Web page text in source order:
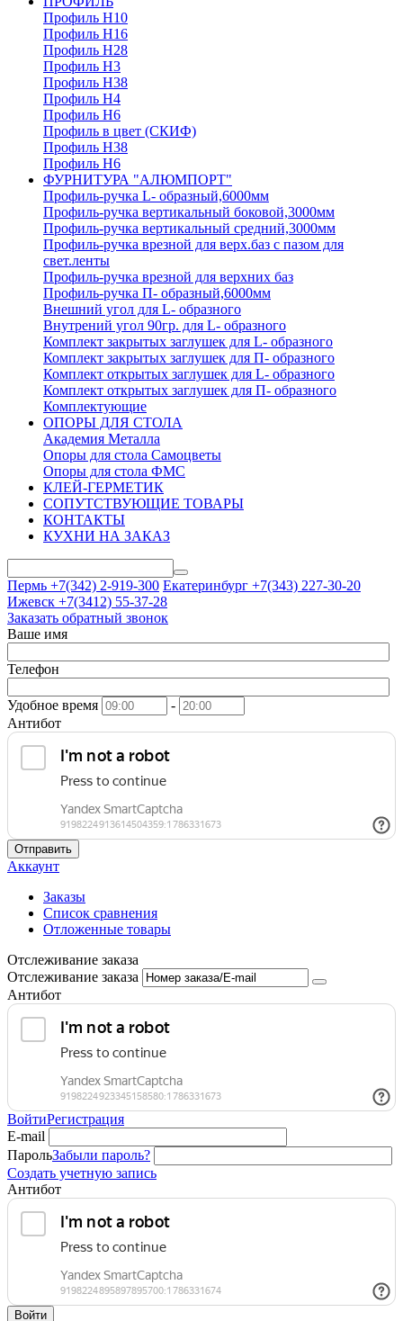
Профиль H10
Профиль H16
Профиль H28
Профиль H3
Профиль H38
Профиль H4
Профиль H6
Профиль в цвет (СКИФ)
Профиль H38
Профиль H6
ФУРНИТУРА "АЛЮМПОРТ"
Профиль-ручка L- образный,6000мм
Профиль-ручка вертикальный боковой,3000мм
Профиль-ручка вертикальный средний,3000мм
Профиль-ручка врезной для верх.баз с пазом для
свет.ленты
Профиль-ручка врезной для верхних баз
Профиль-ручка П- образный,6000мм
Внешний угол для L- образного
Внутрений угол 90гр. для L- образного
Комплект закрытых заглушек для L- образного
Комплект закрытых заглушек для П- образного
Комплект открытых заглушек для L- образного
Комплект открытых заглушек для П- образного
Комплектующие
ОПОРЫ ДЛЯ СТОЛА
Академия Металла
Опоры для стола Самоцветы
Опоры для стола ФМС
КЛЕЙ-ГЕРМЕТИК
СОПУТСТВУЮЩИЕ ТОВАРЫ
КОНТАКТЫ
КУХНИ НА ЗАКАЗ
Пермь +7(342) 2-919-300 Екатеринбург +7(343) 227-30-20
Ижевск +7(3412) 55-37-28
Заказать обратный звонок
Ваше имя
Телефон
Удобное время
-
Антибот
Отправить
Аккаунт
Заказы
Список сравнения
Отложенные товары
Отслеживание заказа
Отслеживание заказа
Антибот
ВойтиРегистрация
E-mail
ПарольЗабыли пароль?
Создать учетную запись
Антибот
Войти